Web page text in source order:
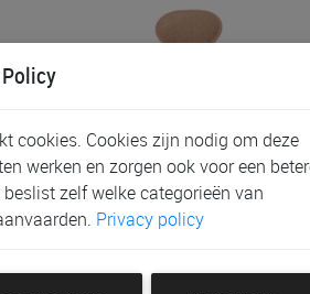
Air Inlegkussen Aeromoov Air
Layer, Geschikt Voor Aut…
cookies. Cookies zijn nodig om deze
werken en zorgen ook voor een
zelf welke categorieën van
Privacy policy